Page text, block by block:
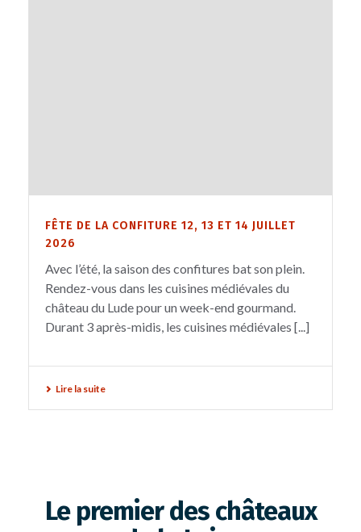
FÊTE DE LA CONFITURE 12, 13 ET 14 JUILLET
2026
Avec l’été, la saison des confitures bat son plein.
Rendez-vous dans les cuisines médiévales du
château du Lude pour un week-end gourmand.
Durant 3 après-midis, les cuisines médiévales [...]
Lire la suite
Le premier des châteaux